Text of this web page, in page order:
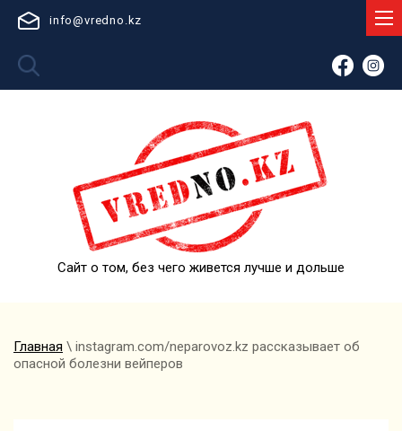
info@vredno.kz
Сайт о том, без чего живется лучше и дольше
Главная \ instagram.com/neparovoz.kz рассказывает об
опасной болезни вейперов